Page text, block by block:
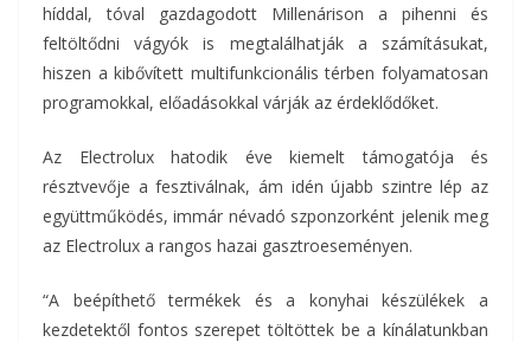
híddal, tóval gazdagodott Millenárison a pihenni és
feltöltődni vágyók is megtalálhatják a számításukat,
hiszen a kibővített multifunkcionális térben folyamatosan
programokkal, előadásokkal várják az érdeklődőket.
Az Electrolux hatodik éve kiemelt támogatója és
résztvevője a fesztiválnak, ám idén újabb szintre lép az
együttműködés, immár névadó szponzorként jelenik meg
az Electrolux a rangos hazai gasztroeseményen.
“A beépíthető termékek és a konyhai készülékek a
kezdetektől fontos szerepet töltöttek be a kínálatunkban